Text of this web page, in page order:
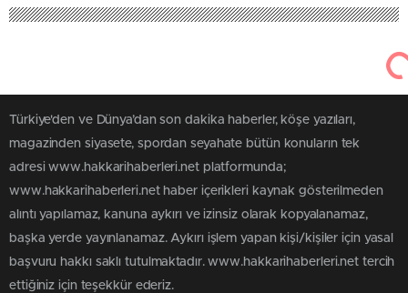
Türkiye'den ve Dünya’dan son dakika haberler, köşe yazıları,
magazinden siyasete, spordan seyahate bütün konuların tek
adresi www.hakkarihaberleri.net platformunda;
www.hakkarihaberleri.net haber içerikleri kaynak gösterilmeden
alıntı yapılamaz, kanuna aykırı ve izinsiz olarak kopyalanamaz,
başka yerde yayınlanamaz. Aykırı işlem yapan kişi/kişiler için yasal
başvuru hakkı saklı tutulmaktadır. www.hakkarihaberleri.net tercih
ettiğiniz için teşekkür ederiz.